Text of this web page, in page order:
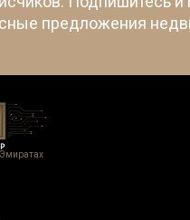
предложения